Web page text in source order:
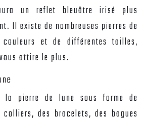
un reflet bleuâtre irisé plus
Il existe de nombreuses pierres de
et de différentes tailles,
attire le plus.
la pierre de lune sous forme de
des bracelets, des bagues